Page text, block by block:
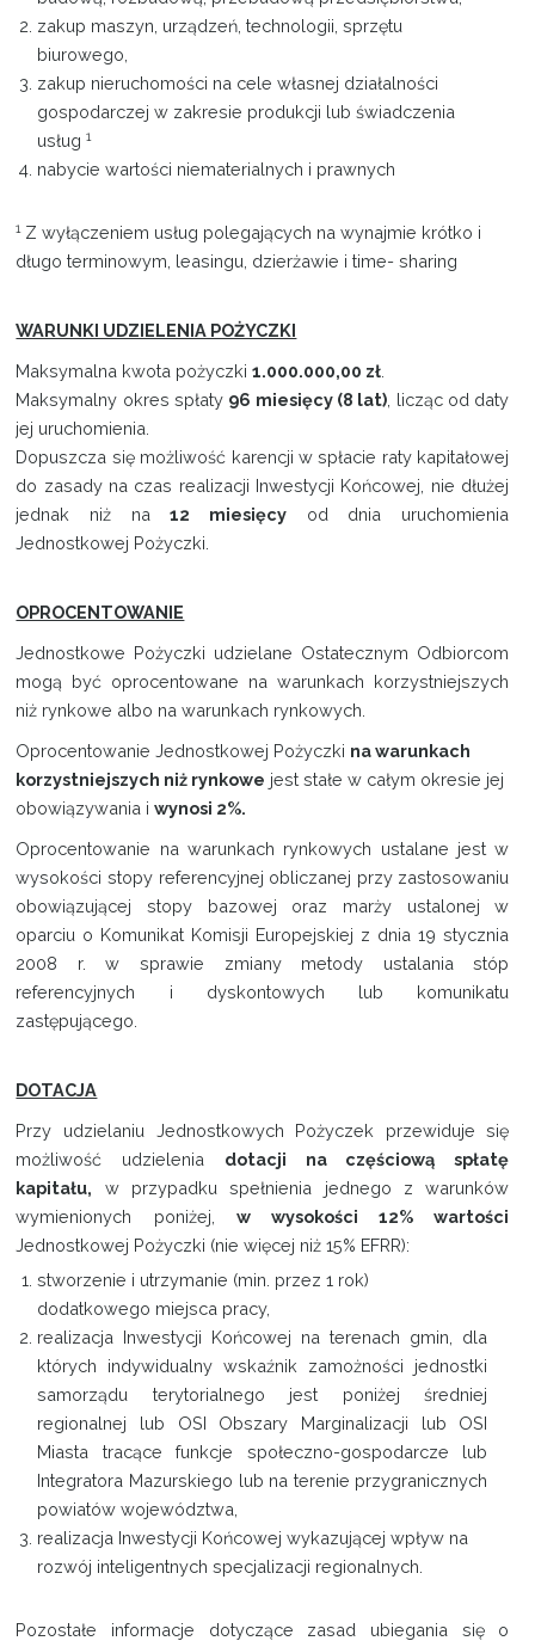
zakup maszyn, urządzeń, technologii, sprzętu
biurowego,
zakup nieruchomości na cele własnej działalności
gospodarczej w zakresie produkcji lub świadczenia
usług1
nabycie wartości niematerialnych i prawnych
1Z wyłączeniem usług polegających na wynajmie krótko i
długo terminowym, leasingu, dzierżawie i time- sharing
WARUNKI UDZIELENIA POŻYCZKI
Maksymalna kwota pożyczki1.000.000,00 zł.
Maksymalny okres spłaty 96 miesięcy (8 lat), licząc od daty
jej uruchomienia.
Dopuszcza się możliwość karencji w spłacie raty kapitałowej
do zasady na czas realizacji Inwestycji Końcowej, nie dłużej
jednak niż na12 miesięcy od dnia uruchomienia
Jednostkowej Pożyczki.
OPROCENTOWANIE
Jednostkowe Pożyczki udzielane Ostatecznym Odbiorcom
mogą być oprocentowane na warunkach korzystniejszych
niż rynkowe albo na warunkach rynkowych.
Oprocentowanie Jednostkowej Pożyczki na warunkach
korzystniejszych niż rynkowe jest stałe w całym okresie jej
obowiązywania iwynosi 2%.
Oprocentowanie na warunkach rynkowych ustalane jest w
wysokości stopy referencyjnej obliczanej przy zastosowaniu
obowiązującej stopy bazowej oraz marży ustalonej w
oparciu o Komunikat Komisji Europejskiej z dnia 19 stycznia
2008 r. w sprawie zmiany metody ustalania stóp
referencyjnych i dyskontowych lub komunikatu
zastępującego.
DOTACJA
Przy udzielaniu Jednostkowych Pożyczek przewiduje się
możliwość udzielenia dotacji na częściową spłatę
kapitału, w przypadku spełnienia jednego z warunków
wymienionych poniżej, w wysokości 12% wartości
Jednostkowej Pożyczki (nie więcej niż 15% EFRR):
stworzenie i utrzymanie (min. przez 1 rok)
dodatkowego miejsca pracy,
realizacja Inwestycji Końcowej na terenach gmin, dla
których indywidualny wskaźnik zamożności jednostki
samorządu terytorialnego jest poniżej średniej
regionalnej lub OSI Obszary Marginalizacji lub OSI
Miasta tracące funkcje społeczno-gospodarcze lub
Integratora Mazurskiego lub na terenie przygranicznych
powiatów województwa,
realizacja Inwestycji Końcowej wykazującej wpływ na
rozwój inteligentnych specjalizacji regionalnych.
Pozostałe informacje dotyczące zasad ubiegania się o